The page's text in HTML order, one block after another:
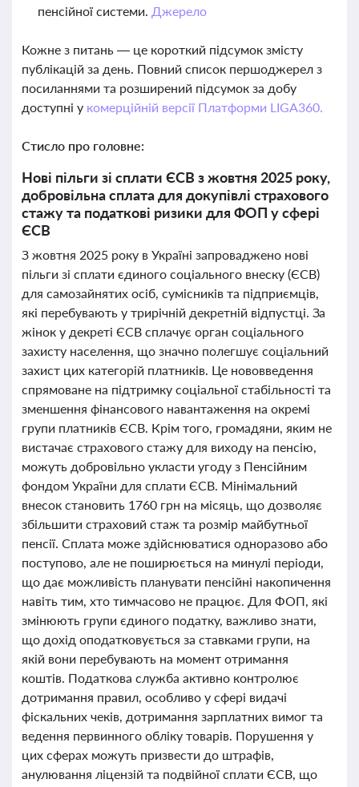
пенсійної системи. Джерело
Кожне з питань — це короткий підсумок змісту
публікацій за день. Повний список першоджерел з
посиланнями та розширений підсумок за добу
доступні у комерційній версії Платформи LIGA360.
Стисло про головне:
Нові пільги зі сплати ЄСВ з жовтня 2025 року,
добровільна сплата для докупівлі страхового
стажу та податкові ризики для ФОП у сфері
ЄСВ
З жовтня 2025 року в Україні запроваджено нові
пільги зі сплати єдиного соціального внеску (ЄСВ)
для самозайнятих осіб, сумісників та підприємців,
які перебувають у трирічній декретній відпустці. За
жінок у декреті ЄСВ сплачує орган соціального
захисту населення, що значно полегшує соціальний
захист цих категорій платників. Це нововведення
спрямоване на підтримку соціальної стабільності та
зменшення фінансового навантаження на окремі
групи платників ЄСВ. Крім того, громадяни, яким не
вистачає страхового стажу для виходу на пенсію,
можуть добровільно укласти угоду з Пенсійним
фондом України для сплати ЄСВ. Мінімальний
внесок становить 1760 грн на місяць, що дозволяє
збільшити страховий стаж та розмір майбутньої
пенсії. Сплата може здійснюватися одноразово або
поступово, але не поширюється на минулі періоди,
що дає можливість планувати пенсійні накопичення
навіть тим, хто тимчасово не працює. Для ФОП, які
змінюють групи єдиного податку, важливо знати,
що дохід оподатковується за ставками групи, на
якій вони перебувають на момент отримання
коштів. Податкова служба активно контролює
дотримання правил, особливо у сфері видачі
фіскальних чеків, дотримання зарплатних вимог та
ведення первинного обліку товарів. Порушення у
цих сферах можуть призвести до штрафів,
анулювання ліцензій та подвійної сплати ЄСВ, що